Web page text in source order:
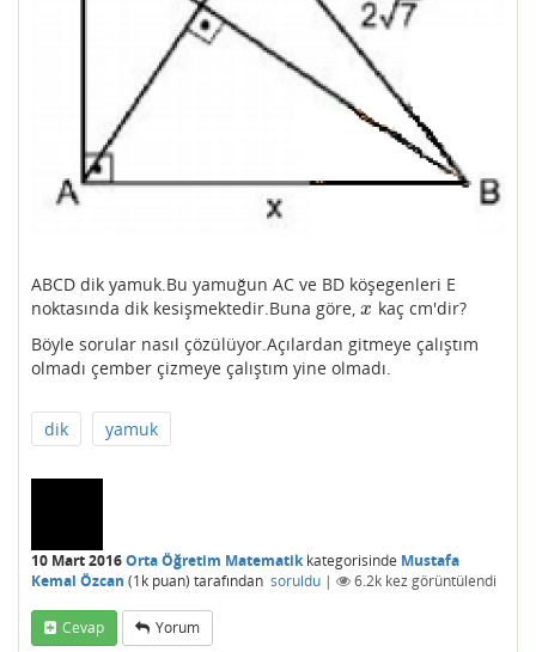
ABCD dik yamuk.Bu yamuğun AC ve BD köşegenleri E
noktasında dik kesişmektedir.Buna göre, x
x kaç cm'dir?
Böyle sorular nasıl çözülüyor.Açılardan gitmeye çalıştım
olmadı çember çizmeye çalıştım yine olmadı.
dik yamuk
10 Mart 2016Orta Öğretim Matematikkategorisinde Mustafa
Kemal Özcan (1k puan) tarafından soruldu | 6.2k kez görüntülendi
Cevap Yorum